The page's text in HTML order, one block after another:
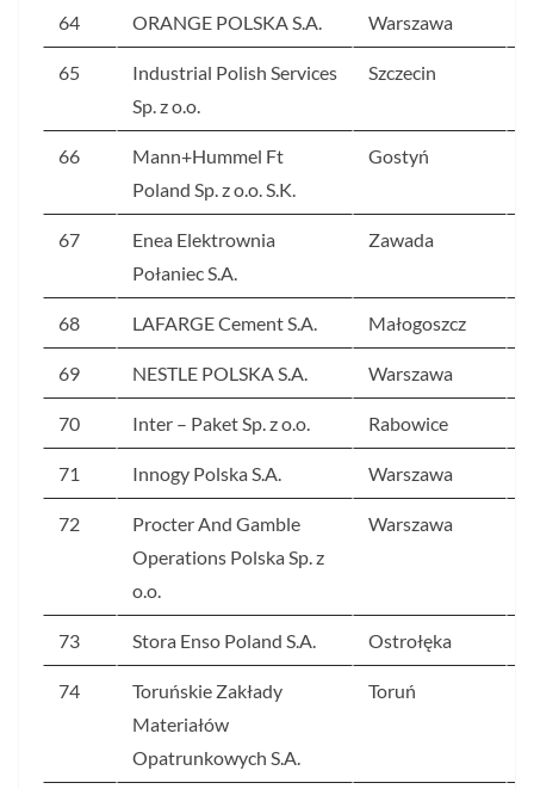
64 ORANGE POLSKA S.A. Warszawa
65
Industrial Polish Services
Sp. z o.o.
Szczecin
66
Mann+Hummel Ft
Poland Sp. z o.o. S.K.
Gostyń
67
Enea Elektrownia
Połaniec S.A.
Zawada
68 LAFARGE Cement S.A. Małogoszcz
69 NESTLE POLSKA S.A. Warszawa
70 Inter – Paket Sp. z o.o. Rabowice
71 Innogy Polska S.A. Warszawa
72
Procter And Gamble
Operations Polska Sp. z
o.o.
Warszawa
73 Stora Enso Poland S.A. Ostrołęka
74
Toruńskie Zakłady
Materiałów
Opatrunkowych S.A.
Toruń